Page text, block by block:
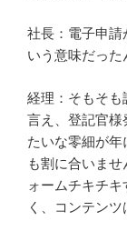
社長：電子申請
いう意味だっ
経理：そもそも
言え、登記官様
たいな零細が
も割に合いま
ォームチキチ
く、コンテン